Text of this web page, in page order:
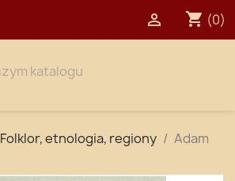
shopping_cart (0)

Folklor, etnologia, regiony
Adam